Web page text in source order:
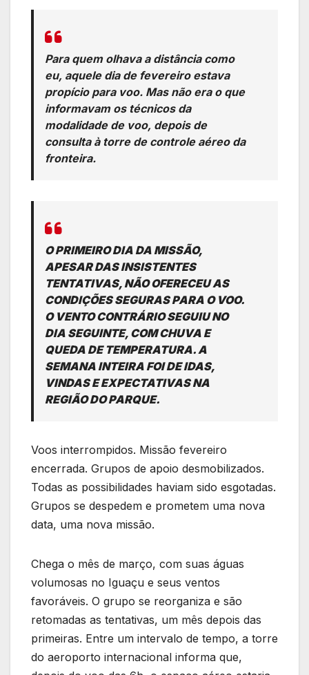
Para quem olhava a distância como
eu, aquele dia de fevereiro estava
propício para voo. Mas não era o que
informavam os técnicos da
modalidade de voo, depois de
consulta à torre de controle aéreo da
fronteira.
O PRIMEIRO DIA DA MISSÃO,
APESAR DAS INSISTENTES
TENTATIVAS, NÃO OFERECEU AS
CONDIÇÕES SEGURAS PARA O VOO.
O VENTO CONTRÁRIO SEGUIU NO
DIA SEGUINTE, COM CHUVA E
QUEDA DE TEMPERATURA. A
SEMANA INTEIRA FOI DE IDAS,
VINDAS E EXPECTATIVAS NA
REGIÃO DO PARQUE.
Voos interrompidos. Missão fevereiro
encerrada. Grupos de apoio desmobilizados.
Todas as possibilidades haviam sido esgotadas.
Grupos se despedem e prometem uma nova
data, uma nova missão.
Chega o mês de março, com suas águas
volumosas no Iguaçu e seus ventos
favoráveis. O grupo se reorganiza e são
retomadas as tentativas, um mês depois das
primeiras. Entre um intervalo de tempo, a torre
do aeroporto internacional informa que,